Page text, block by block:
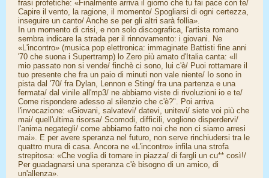
frasi profetiche: «Finalmente arriva il giorno che tu fai pace con te/
Capire il vento, la ragione, il momento/ Spogliarsi di ogni certezza,
inseguire un canto/ Anche se per gli altri sarà follia».
In un momento di crisi, e non solo discografica, l'artista romano
sembra indicare la strada per il rinnovamento: i giovani. Ne
«L'incontro» (musica pop elettronica: immaginate Battisti fine anni
'70 che suona i Supertramp) lo Zero più amato d'Italia canta: «Il
mio passato non si vende/ finchè ci sono, lui c'è/ Puoi rottamare il
tuo presente che fra un paio di minuti non vale niente/ Io sono in
pista dal '70/ fra Dylan, Lennon e Sting/ fra una partenza e una
fermata/ dal vinile all'mp3/ ne abbiamo viste di rivoluzioni io e te/
Come rispondere adesso al silenzio che c'è?". Poi arriva
l'invocazione: «Giovani, salvatevi/ datevi, unitevi/ siete voi più che
mai/ quell'ultima risorsa/ Scomodi, difficili, vogliono disperdervi/
l'anima negategli/ come abbiamo fatto noi che non ci siamo arresi
mai». E per avere speranza nel futuro, non serve rinchiudersi tra le
quattro mura di casa. Ancora ne «L'incontro» infila una strofa
strepitosa: «Che voglia di tornare in piazza/ di fargli un cu** così!/
Per guadagnarsi una speranza c'è bisogno di un amico, di
un'allenza».